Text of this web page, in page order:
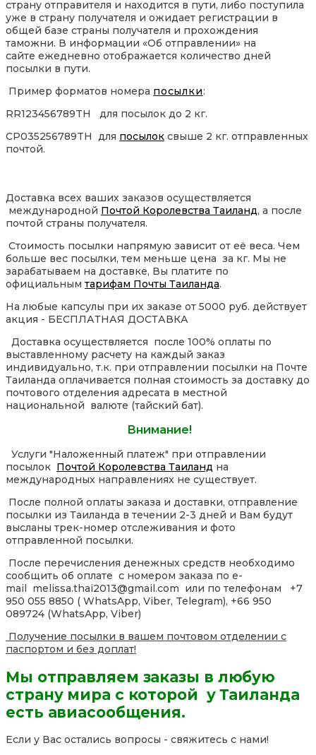
страну отправителя и находится в пути, либо поступила
уже в страну получателя и ожидает регистрации в
общей базе страны получателя и прохождения
таможни. В информации «Об отправлении» на
сайте ежедневно отображается количество дней
посылки в пути.
Пример форматов номера посылки:
RR123456789TH для посылок до 2 кг.
CP035256789TH для посылок свыше 2 кг. отправленных
почтой.
Доставка всех ваших заказов осуществляется
международной Почтой Королевства Таиланд, а после
почтой страны получателя.
Стоимость посылки напрямую зависит от её веса. Чем
больше вес посылки, тем меньше цена за кг. Мы не
зарабатываем на доставке, Вы платите по
официальным тарифам Почты Таиланда.
На любые капсулы при их заказе от 5000 руб. действует
акция - БЕСПЛАТНАЯ ДОСТАВКА
Доставка осуществляется после 100% оплаты по
выставленному расчету на каждый заказ
индивидуально, т.к. при отправлении посылки на Почте
Таиланда оплачивается полная стоимость за доставку до
почтового отделения адресата в местной
национальной валюте (тайский бат).
Внимание!
Услуги "Наложенный платеж" при отправлении
посылок Почтой Королевства Таиланд на
международных направлениях не существует.
После полной оплаты заказа и доставки, отправление
посылки из Таиланда в течении 2-3 дней и Вам будут
высланы трек-номер отслеживания и фото
отправленной посылки.
После перечисления денежных средств необходимо
сообщить об оплате с номером заказа по e-
mail melissa.thai2013@gmail.com или по телефонам +7
950 055 8850 ( WhatsApp, Viber, Telegram), +66 950
089724 (WhatsApp, Viber)
Получение посылки в вашем почтовом отделении с
паспортом и без доплат!
Мы отправляем заказы в любую
страну мира с которой у Таиланда
есть авиасообщения.
Если у Вас остались вопросы - свяжитесь с нами!